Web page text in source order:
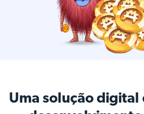
Uma solução digital